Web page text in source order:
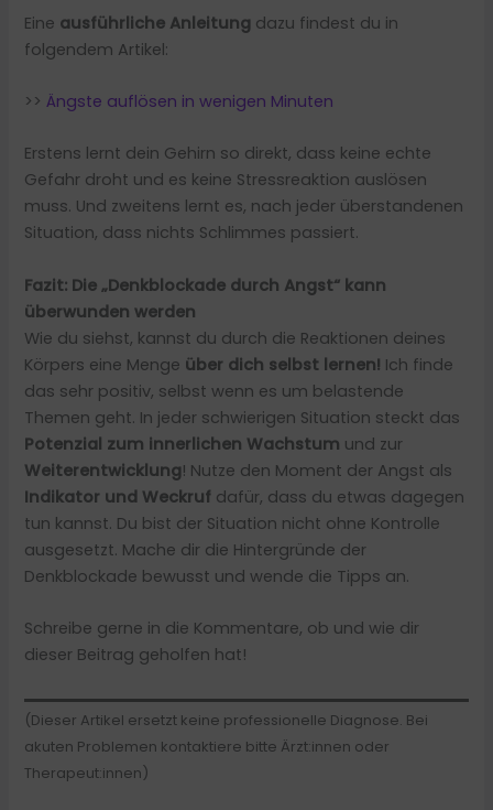
Eine ausführliche Anleitung dazu findest du in
folgendem Artikel:
>>Ängste auflösen in wenigen Minuten
Erstens lernt dein Gehirn so direkt, dass keine echte
Gefahr droht und es keine Stressreaktion auslösen
muss. Und zweitens lernt es, nach jeder überstandenen
Situation, dass nichts Schlimmes passiert.
Fazit: Die „Denkblockade durch Angst“ kann
überwunden werden
Wie du siehst, kannst du durch die Reaktionen deines
Körpers eine Menge über dich selbst lernen! Ich finde
das sehr positiv, selbst wenn es um belastende
Themen geht. In jeder schwierigen Situation steckt das
Potenzial zum innerlichen Wachstum und zur
Weiterentwicklung! Nutze den Moment der Angst als
Indikator und Weckruf dafür, dass du etwas dagegen
tun kannst. Du bist der Situation nicht ohne Kontrolle
ausgesetzt. Mache dir die Hintergründe der
Denkblockade bewusst und wende die Tipps an.
Schreibe gerne in die Kommentare, ob und wie dir
dieser Beitrag geholfen hat!
(Dieser Artikel ersetzt keine professionelle Diagnose. Bei
akuten Problemen kontaktiere bitte Ärzt:innen oder
Therapeut:innen)